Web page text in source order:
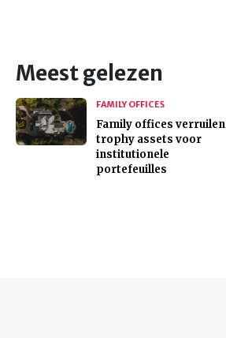
Meest gelezen
FAMILY OFFICES
Family offices verruilen
trophy assets voor
institutionele
portefeuilles